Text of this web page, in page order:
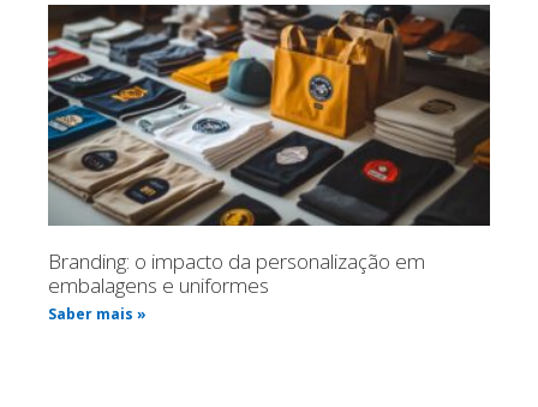
Branding: o impacto da personalização em
embalagens e uniformes
Saber mais »